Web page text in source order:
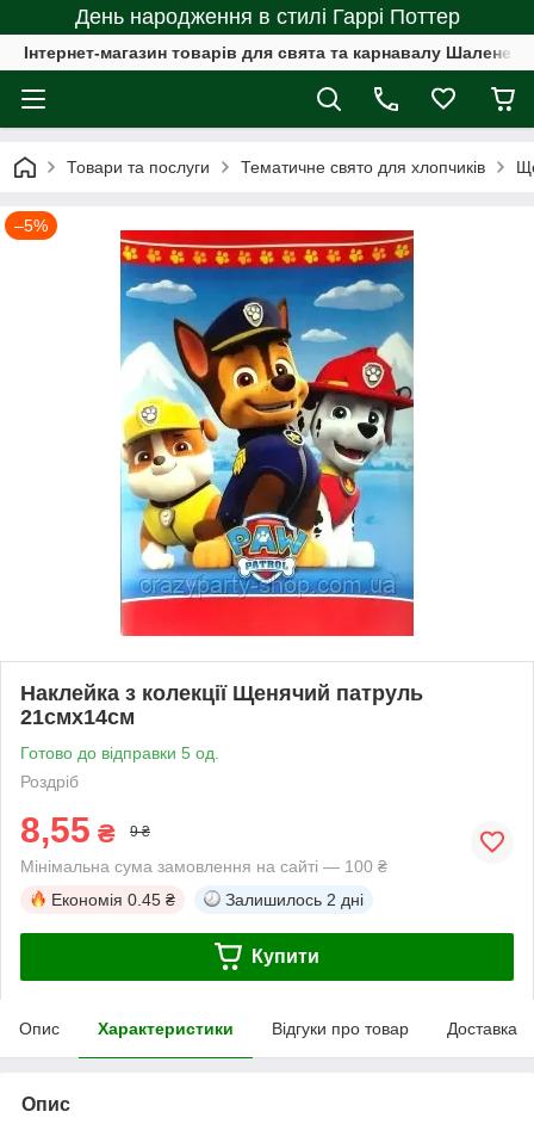
День народження в стилі Гаррі Поттер
Інтернет-магазин товарів для свята та карнавалу Шалене
Товари та послуги Тематичне свято для хлопчиків
–5%
Наклейка з колекції Щенячий патруль
21смх14см
Готово до відправки 5 од.
Роздріб
8,55 ₴ 9 ₴
Мінімальна сума замовлення на сайті — 100 ₴
Економія 0.45 ₴ Залишилось 2 дні
Купити
Опис Характеристики Відгуки про товар Доставка
Опис